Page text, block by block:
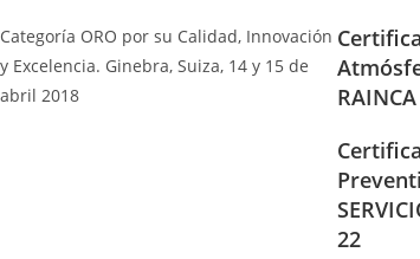
Categoría ORO por su Calidad, Innovación
y Excelencia. Ginebra, Suiza, 14 y 15 de
abril 2018
RAINCA
22